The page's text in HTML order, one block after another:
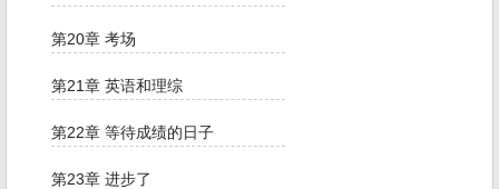
第20章 考场
第21章 英语和理综
第22章 等待成绩的日子
第23章 进步了